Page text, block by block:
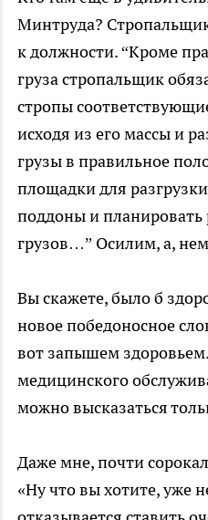
Минтруда?
к должности. “Кроме
груза стропальщик
стропы
исходя из его массы и
грузы в правильное
площадки для
поддоны и планировать
грузов…” Осилим, а,
Вы скажете, было б
новое победоносное
вот запышем
медицинского
можно высказаться
Даже мне, почти
«Ну что вы хотите, уже